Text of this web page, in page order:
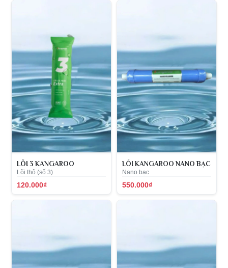
LÕI 3 KANGAROO
Lõi thô (số 3)
120.000₫
LÕI KANGAROO NANO BẠC
Nano bạc
550.000₫